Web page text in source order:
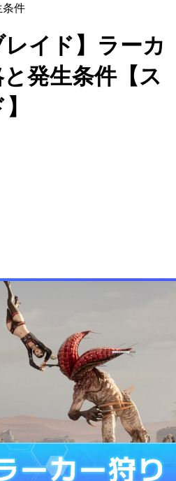
条件
レイド】ラーカ
発生条件【ス